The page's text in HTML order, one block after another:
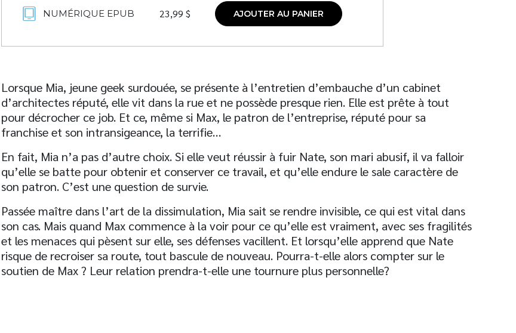
NUMÉRIQUE EPUB 23,99 $ AJOUTER AU PANIER
Lorsque Mia, jeune geek surdouée, se présente à l’entretien d’embauche d’un cabinet
d’architectes réputé, elle vit dans la rue et ne possède presque rien. Elle est prête à tout
pour décrocher ce job. Et ce, même si Max, le patron de l’entreprise, réputé pour sa
franchise et son intransigeance, la terrifie…
En fait, Mia n’a pas d’autre choix. Si elle veut réussir à fuir Nate, son mari abusif, il va falloir
qu’elle se batte pour obtenir et conserver ce travail, et qu’elle endure le sale caractère de
son patron. C’est une question de survie.
Passée maître dans l’art de la dissimulation, Mia sait se rendre invisible, ce qui est vital dans
son cas. Mais quand Max commence à la voir pour ce qu’elle est vraiment, avec ses fragilités
et les menaces qui pèsent sur elle, ses défenses vacillent. Et lorsqu’elle apprend que Nate
risque de recroiser sa route, tout bascule de nouveau. Pourra-t-elle alors compter sur le
soutien de Max ? Leur relation prendra-t-elle une tournure plus personnelle?